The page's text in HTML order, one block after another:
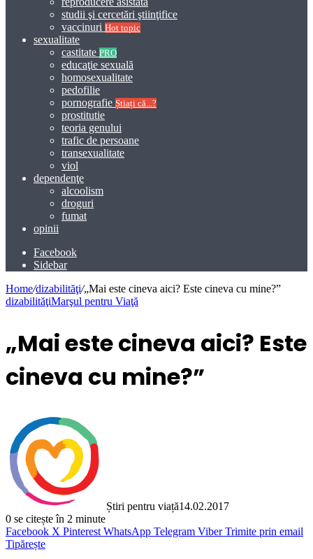
studii şi cercetări ştiinţifice
vaccinuri Hot topic
sexualitate
castitate PRO
educaţie sexuală
homosexualitate
pedofilie
pornografie Știați că...?
prostitutie
teoria genului
trafic de persoane
transexualitate
viol
dependenţe
alcoolism
droguri
fumat
opinii
Facebook
Sidebar
Home/dizabilităţi/„Mai este cineva aici? Este cineva cu mine?”
dizabilităţiMarşul pentru Viaţă
„Mai este cineva aici? Este
cineva cu mine?”
Știri pentru viață14.02.2017
0 se citește în 2 minute
Facebook X Pinterest WhatsApp Telegram Viber Trimite prin email
Tipărește